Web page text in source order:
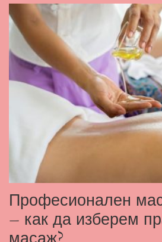
Професионален
– как да изберем